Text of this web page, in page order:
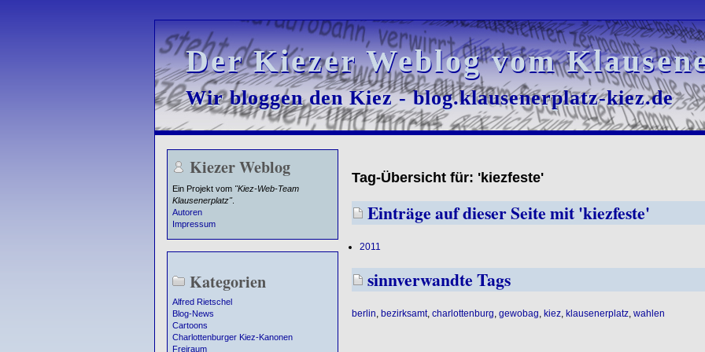
Der Kiezer Weblog vom
Der Kiezer Weblog vom
Wir bloggen den Kiez - blog.klausenerplatz-kiez.de
Wir bloggen den Kiez - blog.klausenerplatz-kiez.de
Kiezer Weblog
Ein Projekt vom "Kiez-Web-Team
Klausenerplatz".
Autoren
Impressum
Kategorien
Alfred Rietschel
Blog-News
Cartoons
Charlottenburger Kiez-Kanonen
Freiraum
Tag-Übersicht für: 'kiezfeste'
Einträge auf dieser Seite mit 'kiezfeste'
2011
sinnverwandte Tags
berlin bezirksamt, charlottenburg gewobag kiez, klausenerplatz, wahlen